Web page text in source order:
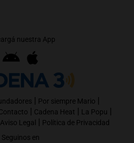
nuestra App
| Por siempre Mario |
| Cadena Heat | La Popu |
Aviso Legal | Política de Privacidad
Seguinos en